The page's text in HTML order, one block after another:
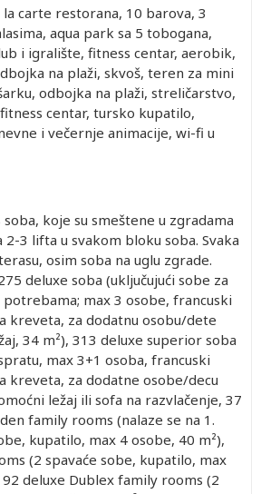
carte restorana, 10 barova, 3
aqua park sa 5 tobogana,
i igralište, fitness centar, aerobik,
na plaži, skvoš, teren za mini
odbojka na plaži, streličarstvo,
centar, tursko kupatilo,
i večernje animacije, wi-fi u
koje su smeštene u zgradama
2-3 lifta u svakom bloku soba. Svaka
osim soba na uglu zgrade.
deluxe soba (uključujući sobe za
max 3 osobe, francuski
kreveta, za dodatnu osobu/dete
34 m²), 313 deluxe superior soba
max 3+1 osoba, francuski
kreveta, za dodatne osobe/decu
ležaj ili sofa na razvlačenje, 37
family rooms (nalaze se na 1.
kupatilo, max 4 osobe, 40 m²),
(2 spavaće sobe, kupatilo, max
deluxe Dublex family rooms (2
2-
402.00
Po
četvorokrevetnoj
sobi
2,002.00
2,662.00
2,002.00
2,882.00
2,742.00
1,862.00
2,412.00
1,752.00
2,482.00
2-
Drugo
dete 2-
11.99
god.
Drugo
dete 3-
11.99
god.